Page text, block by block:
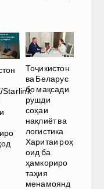
Starlink
Тоҷикистон
ва Беларус
бо мақсади
рушди
соҳаи
нақлиёт ва
логистика
Харитаи роҳ
оид ба
ҳамкориро
таҳия
менамоянд